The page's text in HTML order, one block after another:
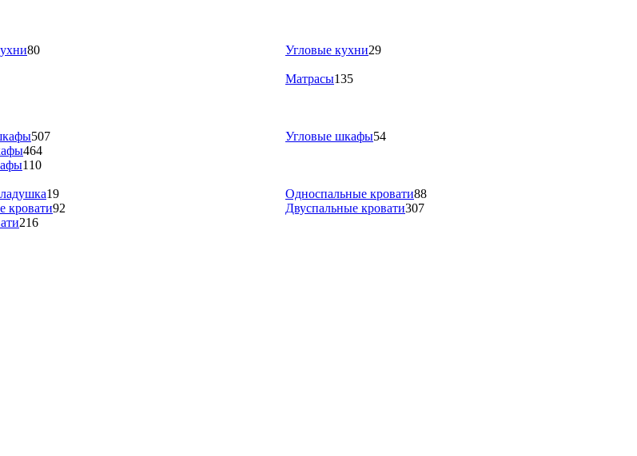
80 Угловые кухни29
Матрасы135
507
464
110
Угловые шкафы54
19
кровати92
216
Односпальные кровати88
Двуспальные кровати307